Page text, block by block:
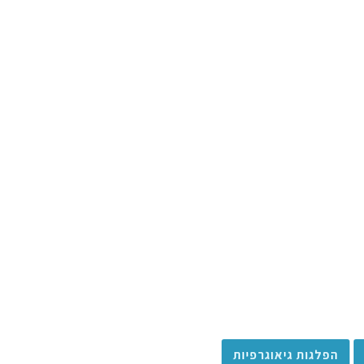
הפלגות גיאוגרפיות